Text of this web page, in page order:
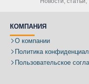
КОМПАНИЯ
О компании
Политика
Пользовательское